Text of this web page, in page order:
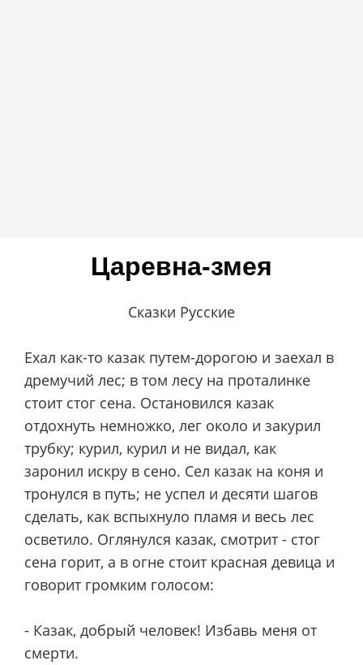
Царевна-змея
Сказки Русские
Ехал как-то казак путем-дорогою и заехал в
дремучий лес; в том лесу на проталинке
стоит стог сена. Остановился казак
отдохнуть немножко, лег около и закурил
трубку; курил, курил и не видал, как
заронил искру в сено. Сел казак на коня и
тронулся в путь; не успел и десяти шагов
сделать, как вспыхнуло пламя и весь лес
осветило. Оглянулся казак, смотрит - стог
сена горит, а в огне стоит красная девица и
говорит громким голосом:
- Казак, добрый человек! Избавь меня от
смерти.